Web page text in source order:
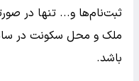
ثبت‌نام‌ها و... تنها در
ملک و محل سکونت در
باشد.